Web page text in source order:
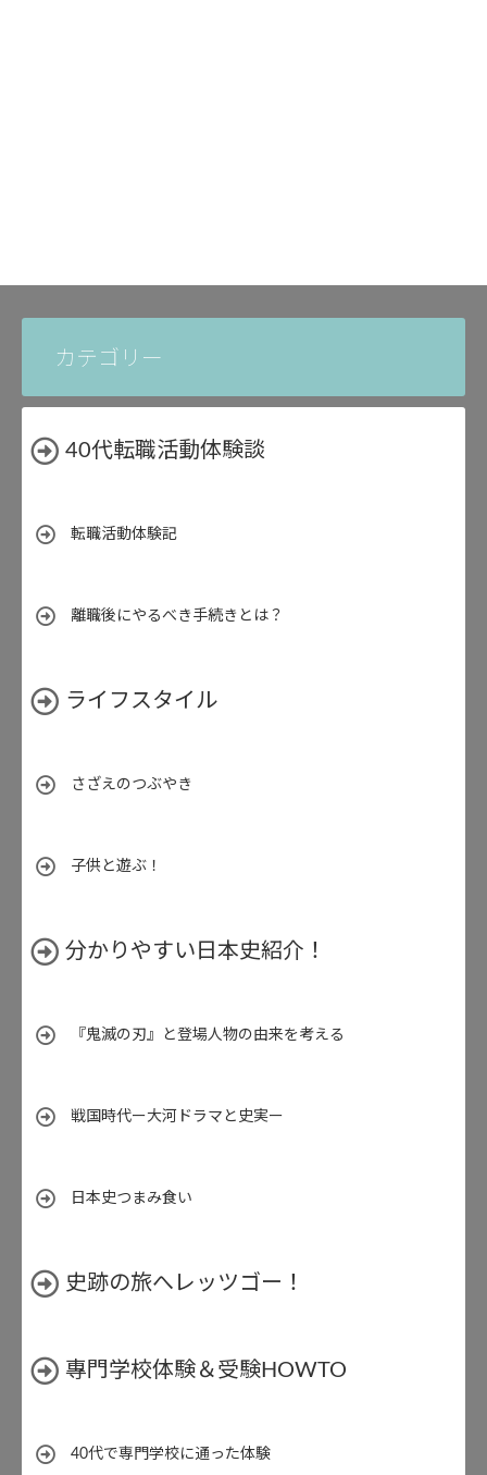
カテゴリー
40代転職活動体験談
転職活動体験記
離職後にやるべき手続きとは？
ライフスタイル
さざえのつぶやき
子供と遊ぶ！
分かりやすい日本史紹介！
『鬼滅の刃』と登場人物の由来を考える
戦国時代ー大河ドラマと史実ー
日本史つまみ食い
史跡の旅へレッツゴー！
專門学校体験＆受験HOWTO
40代で専門学校に通った体験